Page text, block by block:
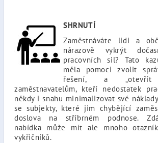
SHRNUTÍ
Zaměstnáváte lidi a
nárazově vykrýt
pracovních sil? Tato
měla pomoci zvolit
řešení, a
zaměstnavatelům, kteří nedostatek
někdy i snahu minimalizovat své
se subjekty, které jim chybějící
doslova na stříbrném podnose.
nabídka může mít ale mnoho
vykřičníků.